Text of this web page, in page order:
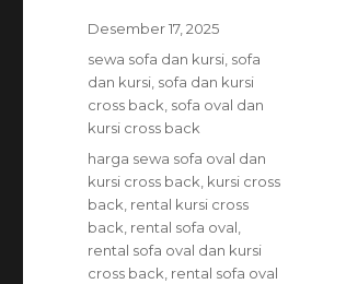
Posted
Desember 17, 2025
Categories
sewa sofa dan kursi sofa
dan kursi sofa dan kursi
cross back sofa oval dan
kursi cross back
Tags
harga sewa sofa oval dan
kursi cross back kursi cross
back rental kursi cross
back rental sofa oval
rental sofa oval dan kursi
cross back rental sofa oval